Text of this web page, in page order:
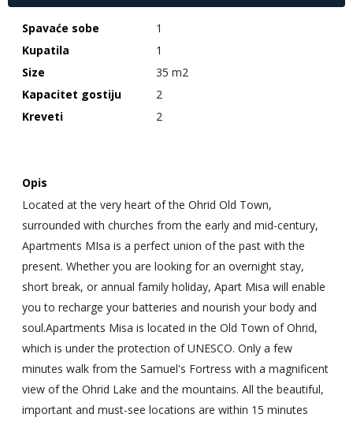
Spavaće sobe
1
Kupatila
1
Size
35 m2
Kapacitet gostiju
2
Kreveti
2
Opis
Located at the very heart of the Ohrid Old Town,
surrounded with churches from the early and mid-century,
Apartments MIsa is a perfect union of the past with the
present. Whether you are looking for an overnight stay,
short break, or annual family holiday, Apart Misa will enable
you to recharge your batteries and nourish your body and
soul.Apartments Misa is located in the Old Town of Ohrid,
which is under the protection of UNESCO. Only a few
minutes walk from the Samuel's Fortress with a magnificent
view of the Ohrid Lake and the mountains. All the beautiful,
important and must-see locations are within 15 minutes